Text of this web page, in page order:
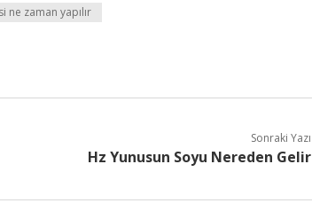
ne zaman yapılır
Sonraki Yazı
Hz Yunusun Soyu Nereden Gelir